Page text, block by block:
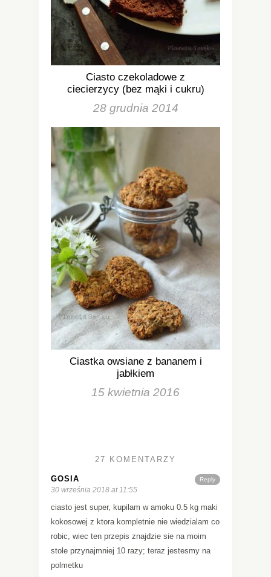
Ciasto czekoladowe z
ciecierzycy (bez mąki i cukru)
28 grudnia 2014
Ciastka owsiane z bananem i
jabłkiem
15 kwietnia 2016
27 KOMENTARZY
Reply
GOSIA
30 września 2018 at 11:55
ciasto jest super, kupilam w amoku 0.5 kg maki
kokosowej z ktora kompletnie nie wiedzialam co
robic, wiec ten przepis znajdzie sie na moim
stole przynajmniej 10 razy; teraz jestesmy na
polmetku